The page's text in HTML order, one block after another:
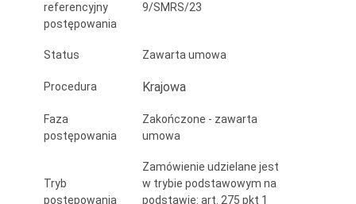
referencyjny
postępowania
9/SMRS/23
Status Zawarta umowa
Procedura Krajowa
Faza
postępowania
Zakończone - zawarta
umowa
Tryb
postępowania
Zamówienie udzielane jest
w trybie podstawowym na
podstawie: art. 275 pkt 1